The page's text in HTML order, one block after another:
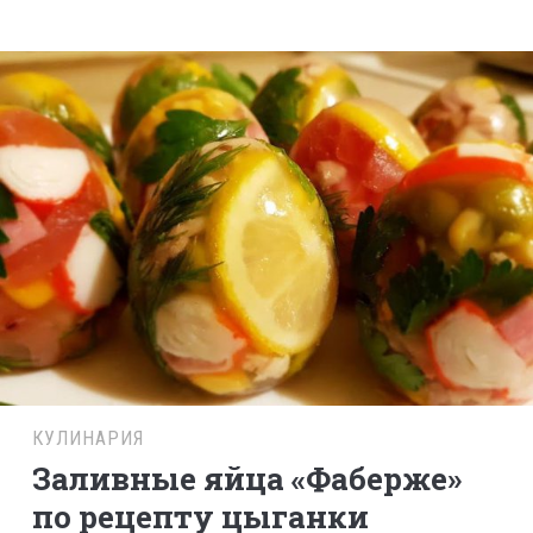
КУЛИНАРИЯ
Заливные яйца «Фаберже»
по рецепту цыганки